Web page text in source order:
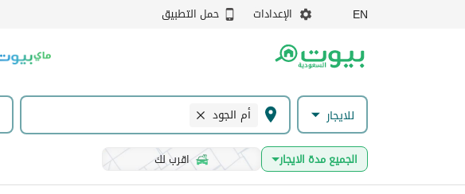
EN الإعدادات حمل التطبيق
للايجار أم الجود
الجميع مدة الايجار اقرب لك